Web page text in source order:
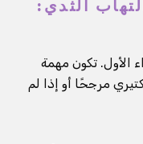
الثدي:
الأول. تكون مهمة
مرجحًا أو إذا لم